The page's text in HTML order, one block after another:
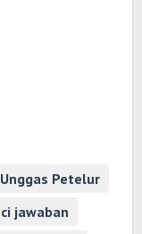
Petelur
jawaban